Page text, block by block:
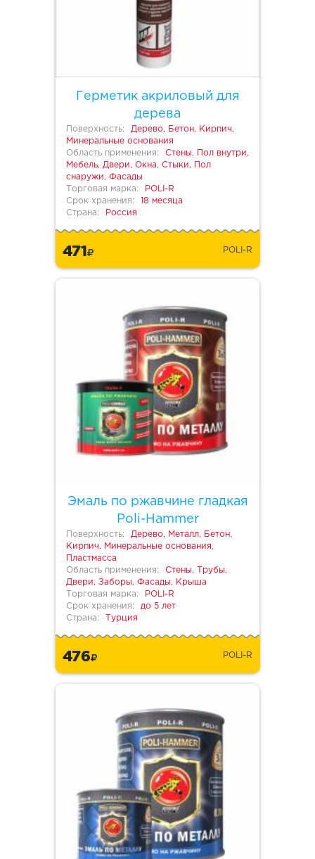
Герметик акриловый для
дерева
Поверхность:
Дерево, Бетон, Кирпич,
Минеральные основания
Область применения:
Стены, Пол внутри,
Мебель, Двери, Окна, Стыки, Пол
снаружи, Фасады
Торговая марка:
POLI-R
Срок хранения:
18 месяца
Страна:
Россия
471 POLI-R
Эмаль по ржавчине гладкая
Poli-Hammer
Поверхность:
Дерево, Металл, Бетон,
Кирпич, Минеральные основания,
Пластмасса
Область применения:
Стены, Трубы,
Двери, Заборы, Фасады, Крыша
Торговая марка:
POLI-R
Срок хранения:
до 5 лет
Страна:
Турция
476 POLI-R